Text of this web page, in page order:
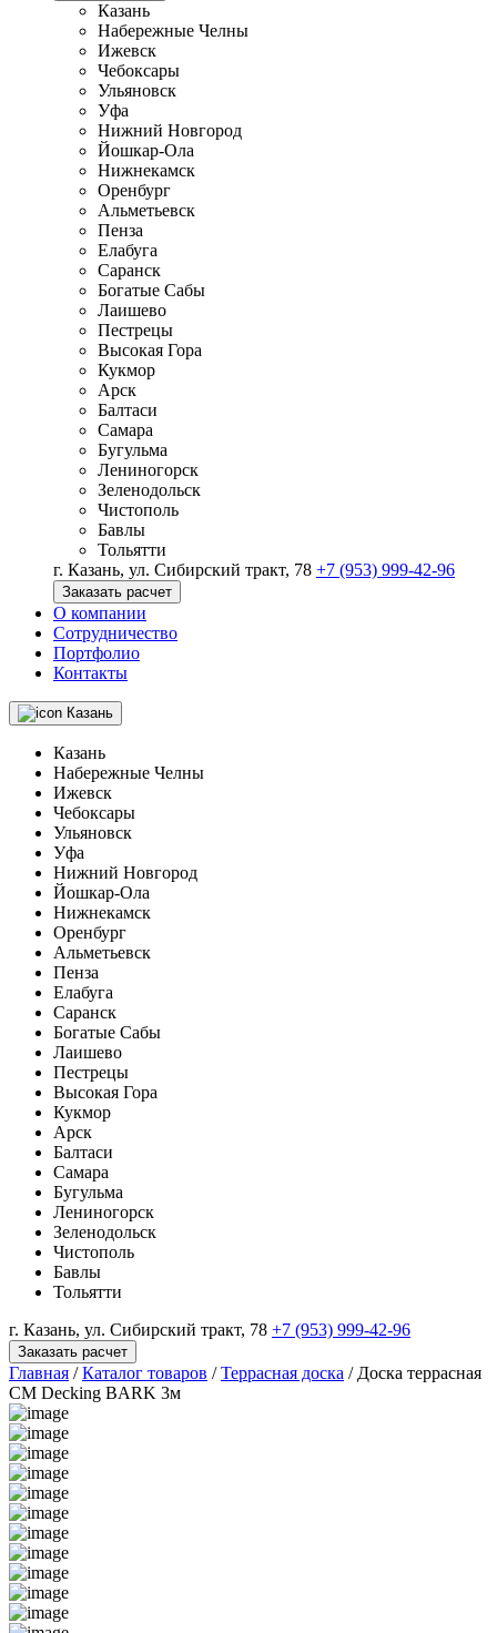
Казань
Набережные Челны
Ижевск
Чебоксары
Ульяновск
Уфа
Нижний Новгород
Йошкар-Ола
Нижнекамск
Оренбург
Альметьевск
Пенза
Елабуга
Саранск
Богатые Сабы
Лаишево
Пестрецы
Высокая Гора
Кукмор
Арск
Балтаси
Самара
Бугульма
Лениногорск
Зеленодольск
Чистополь
Бавлы
Тольятти
г. Казань, ул. Сибирский тракт, 78 +7 (953) 999-42-96
Заказать расчет
О компании
Сотрудничество
Портфолио
Контакты
Казань
Казань
Набережные Челны
Ижевск
Чебоксары
Ульяновск
Уфа
Нижний Новгород
Йошкар-Ола
Нижнекамск
Оренбург
Альметьевск
Пенза
Елабуга
Саранск
Богатые Сабы
Лаишево
Пестрецы
Высокая Гора
Кукмор
Арск
Балтаси
Самара
Бугульма
Лениногорск
Зеленодольск
Чистополь
Бавлы
Тольятти
г. Казань, ул. Сибирский тракт, 78 +7 (953) 999-42-96
Заказать расчет
Главная / Каталог товаров / Террасная доска /Доска террасная
CM Decking BARK 3м